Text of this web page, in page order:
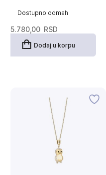
Dostupno odmah
5.780,00 RSD
Dodaj u korpu